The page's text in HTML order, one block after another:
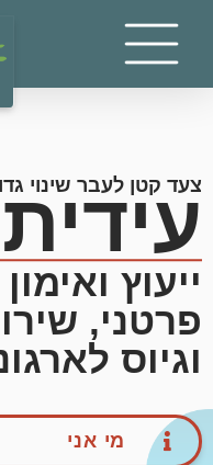
צעד קטן לעבר שינוי
ייעוץ
פרטני,
וגיוס
מי אני